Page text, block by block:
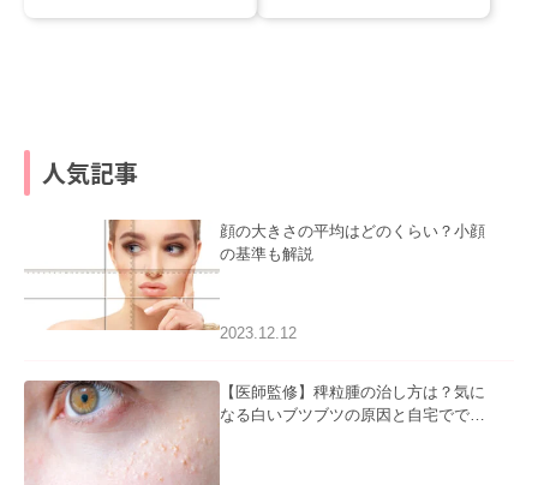
人気記事
顔の大きさの平均はどのくらい？小顔
の基準も解説
2023.12.12
【医師監修】稗粒腫の治し方は？気に
なる白いブツブツの原因と自宅ででき